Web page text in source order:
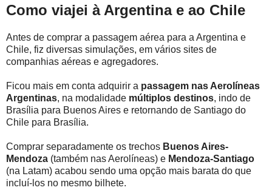
Como viajei à Argentina e ao Chile
Antes de comprar a passagem aérea para a Argentina e
Chile, fiz diversas simulações, em vários sites de
companhias aéreas e agregadores.
Ficou mais em conta adquirir a passagem nas Aerolíneas
Argentinas, na modalidade múltiplos destinos, indo de
Brasília para Buenos Aires e retornando de Santiago do
Chile para Brasília.
Comprar separadamente os trechos Buenos Aires-
Mendoza (também nas Aerolíneas) e Mendoza-Santiago
(na Latam) acabou sendo uma opção mais barata do que
incluí-los no mesmo bilhete.